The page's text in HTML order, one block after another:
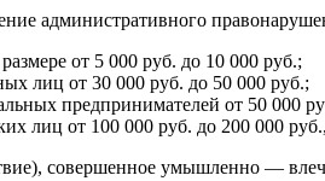
административного
от 5 000 руб. до 10 000 руб.;
лиц от 30 000 руб. до 50 000 руб.;
предпринимателей от 50 000
лиц от 100 000 руб. до 200 000
совершенное умышленно —